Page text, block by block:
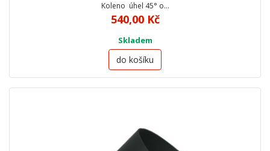
Koleno úhel 45° o…
540,00 Kč
Skladem
do košíku